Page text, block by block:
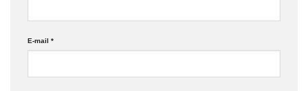
E-mail *